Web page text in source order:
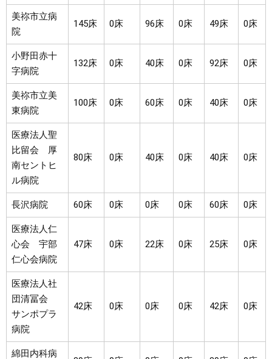
美祢市立病
院
145床 0床 96床 0床 49床 0床
小野田赤十
字病院
132床 0床 40床 0床 92床 0床
美祢市立美
東病院
100床 0床 60床 0床 40床 0床
医療法人聖
比留会 厚
南セントヒ
ル病院
80床 0床 40床 0床 40床 0床
長沢病院 60床 0床 0床 0床 60床 0床
医療法人仁
心会 宇部
仁心会病院
47床 0床 22床 0床 25床 0床
医療法人社
団清冨会
サンポプラ
病院
42床 0床 0床 0床 42床 0床
綿田内科病